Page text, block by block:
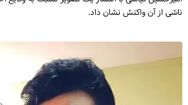
ناشی از آن واکنش نشان داد.